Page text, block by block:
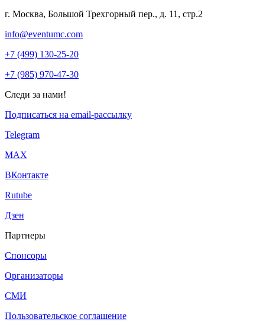
г. Москва, Большой Трехгорный пер., д. 11, стр.2
info@eventumc.com
+7 (499) 130-25-20
+7 (985) 970-47-30
Следи за нами!
Подписаться на email-рассылку
Telegram
МАХ
ВКонтакте
Rutube
Дзен
Партнеры
Спонсоры
Организаторы
СМИ
Пользовательское соглашение